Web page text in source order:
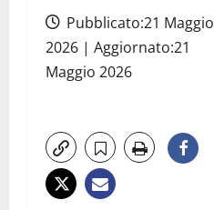
Pubblicato:21 Maggio
2026 | Aggiornato:21
Maggio 2026